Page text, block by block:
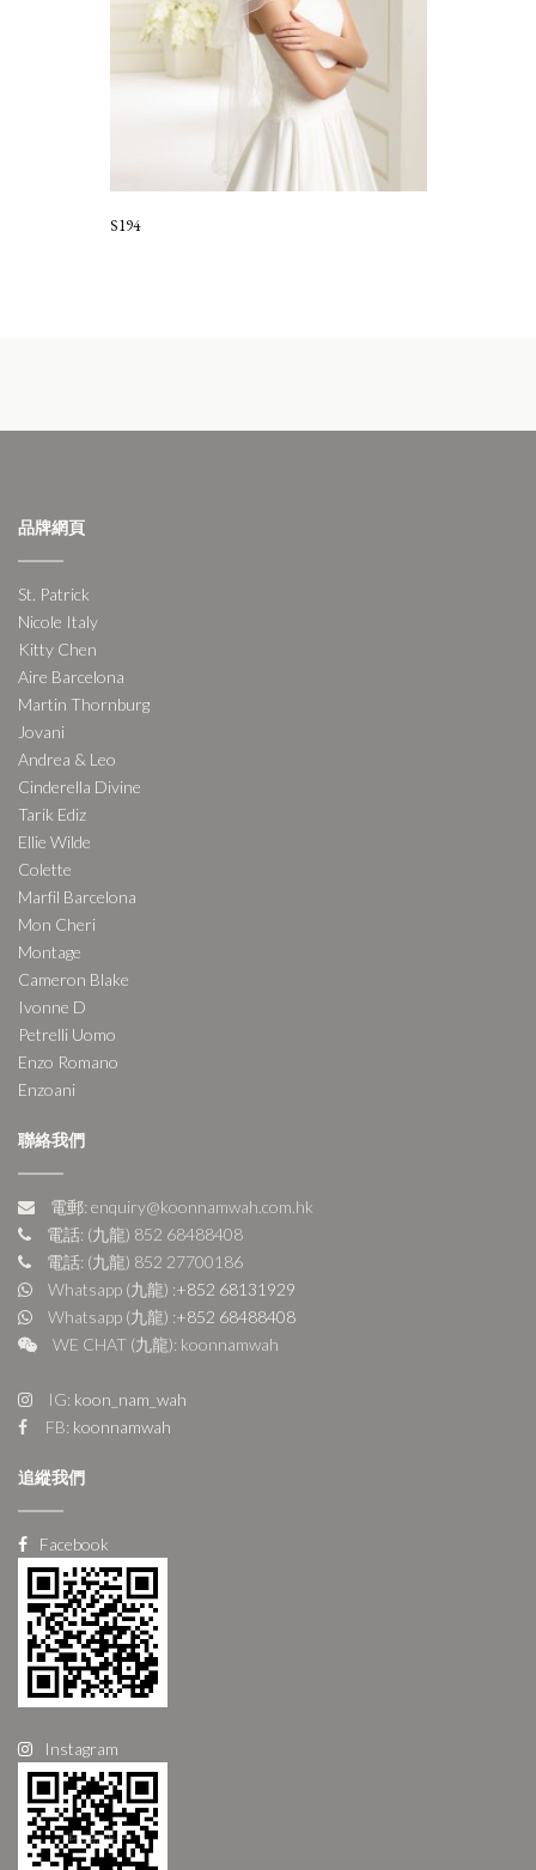
S194
品牌網頁
St. Patrick
Nicole Italy
Kitty Chen
Aire Barcelona
Martin Thornburg
Jovani
Andrea & Leo
Cinderella Divine
Tarik Ediz
Ellie Wilde
Colette
Marfil Barcelona
Mon Cheri
Montage
Cameron Blake
Ivonne D
Petrelli Uomo
Enzo Romano
Enzoani
聯絡我們
電郵: enquiry@koonnamwah.com.hk
電話: (九龍) 852 68488408
電話: (九龍) 852 27700186
Whatsapp (九龍) :+852 68131929
Whatsapp (九龍) :+852 68488408
WE CHAT (九龍): koonnamwah
IG: koon_nam_wah
FB: koonnamwah
追縱我們
Facebook
Instagram